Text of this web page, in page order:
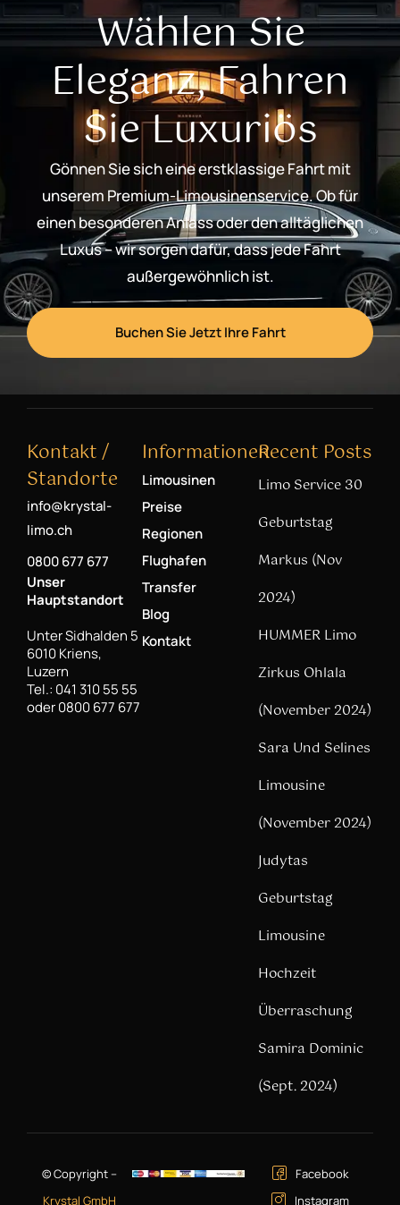
Wählen Sie
Eleganz, Fahren
Sie Luxuriös
Gönnen Sie sich eine erstklassige Fahrt mit
unserem Premium-Limousinenservice. Ob für
einen besonderen Anlass oder den alltäglichen
Luxus – wir sorgen dafür, dass jede Fahrt
außergewöhnlich ist.
Buchen Sie Jetzt Ihre Fahrt
Kontakt /
Standorte
info@krystal-
limo.ch
0800 677 677
Unser
Hauptstandort
Unter Sidhalden 5
6010 Kriens,
Luzern
Tel.: 041 310 55 55
oder 0800 677 677
Informationen
Limousinen
Preise
Regionen
Flughafen
Transfer
Blog
Kontakt
Recent Posts
Limo Service 30
Geburtstag
Markus (Nov
2024)
HUMMER Limo
Zirkus Ohlala
(November 2024)
Sara Und Selines
Limousine
(November 2024)
Judytas
Geburtstag
Limousine
Hochzeit
Überraschung
Samira Dominic
(Sept. 2024)
© Copyright –
Krystal GmbH
Facebook
Instagram